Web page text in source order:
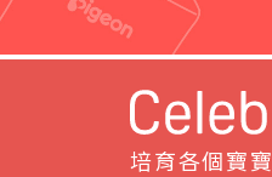
培育各個寶寶